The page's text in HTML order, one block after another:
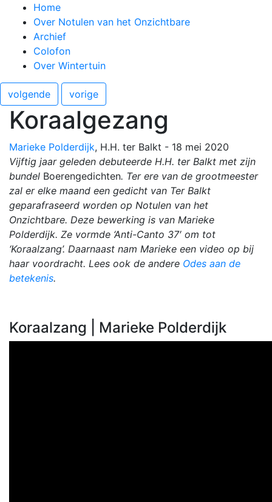
Home
Over Notulen van het Onzichtbare
Archief
Colofon
Over Wintertuin
volgende vorige
Koraalgezang
Marieke Polderdijk, H.H. ter Balkt - 18 mei 2020
Vijftig jaar geleden debuteerde H.H. ter Balkt met zijn
bundel Boerengedichten. Ter ere van de grootmeester
zal er elke maand een gedicht van Ter Balkt
geparafraseerd worden op Notulen van het
Onzichtbare. Deze bewerking is van Marieke
Polderdijk. Ze vormde ‘Anti-Canto 37′ om tot
‘Koraalzang’. Daarnaast nam Marieke een video op bij
haar voordracht. Lees ook de andere Odes aan de
betekenis.
Koraalzang | Marieke Polderdijk